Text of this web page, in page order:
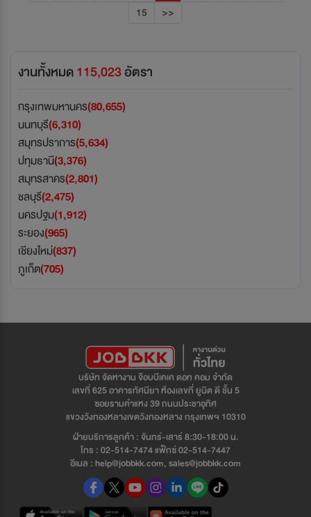
15
>>
งานทั้งหมด115,023อัตรา
กรุงเทพมหานคร(80,655)
นนทบุรี(6,310)
สมุทรปราการ(5,634)
ปทุมธานี(3,376)
สมุทรสาคร(2,801)
ชลบุรี(2,475)
นครปฐม(1,912)
ระยอง(965)
เชียงใหม่(837)
ภูเก็ต(705)
บริษัท จัดหางาน จ๊อบบีเคเค ดอท คอม จำกัด
เลขที่ 625 อาคารทัศนียา ห้องเลขที่ ยูนิต ดี ชั้น 5
ซอยรามคำแหง 39 ถนนประชาอุทิศ
แขวงวังทองหลางเขตวังทองหลาง กรุงเทพฯ 10310
ฝ่ายบริการลูกค้า : จันทร์-เสาร์ 8:30-18:00 น.
โทร : 02-514-7474 แฟ็กซ์ 02-514-7447
อีเมล : help@jobbkk.com, sales@jobbkk.com